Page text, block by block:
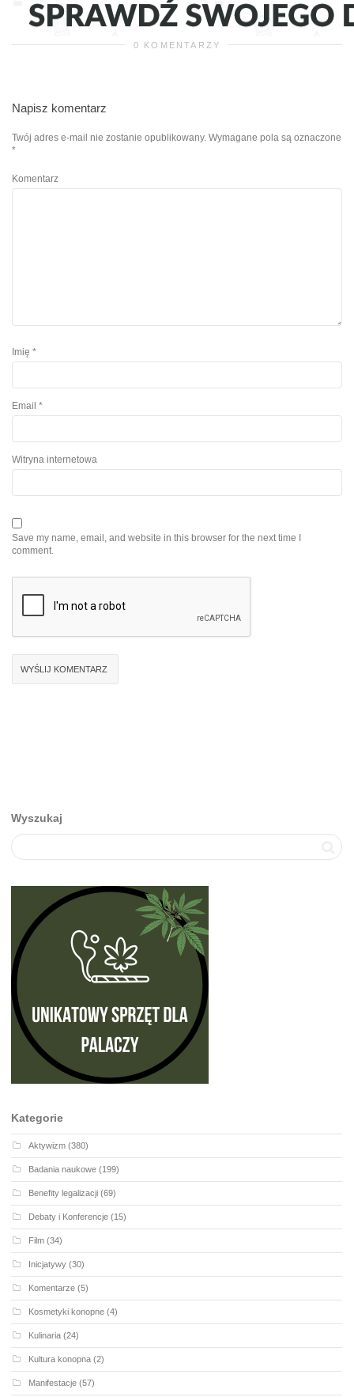
0 KOMENTARZY
Napisz komentarz
Twój adres e-mail nie zostanie opublikowany. Wymagane pola są oznaczone
*
Komentarz
Imię *
Email *
Witryna internetowa
Save my name, email, and website in this browser for the next time I
comment.
Wyszukaj
Kategorie
Aktywizm (380)
Badania naukowe (199)
Benefity legalizacji (69)
Debaty i Konferencje (15)
Film (34)
Inicjatywy (30)
Komentarze (5)
Kosmetyki konopne (4)
Kulinaria (24)
Kultura konopna (2)
Manifestacje (57)